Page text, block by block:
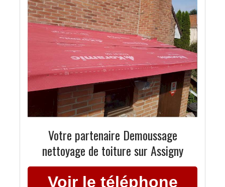
Votre partenaire Demoussage
nettoyage de toiture sur Assigny